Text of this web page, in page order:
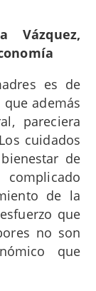
Vázquez,
es de
además
pareciera
cuidados
de
de la
que
no son
que